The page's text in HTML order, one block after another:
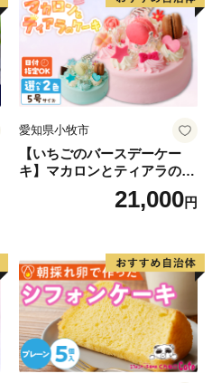
愛知県小牧市
【いちごのバースデーケー
キ】マカロンとティアラのケ
ーキ スイーツ 日時指定可 デ
ザート 洋菓子 お取り寄せ 愛
デコレーションケーキ ホー
ルケーキ
21,000円